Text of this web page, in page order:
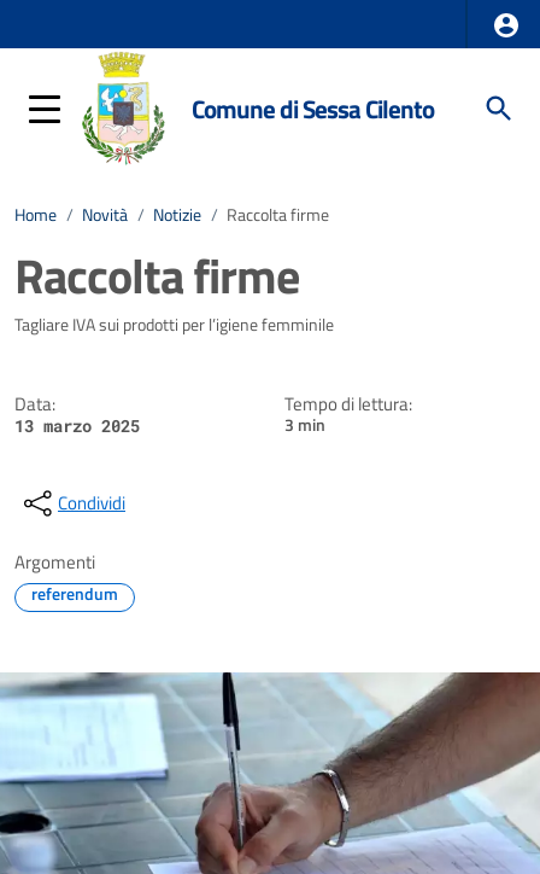
Comune di Sessa Cilento
Home / Novità / Notizie / Raccolta firme
Raccolta firme
Dettagli della notizia
Tagliare IVA sui prodotti per l’igiene femminile
Data:
13 marzo 2025
Tempo di lettura:
3 min
Condividi
Argomenti
referendum